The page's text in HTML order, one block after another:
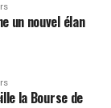
un nouvel élan
la Bourse de